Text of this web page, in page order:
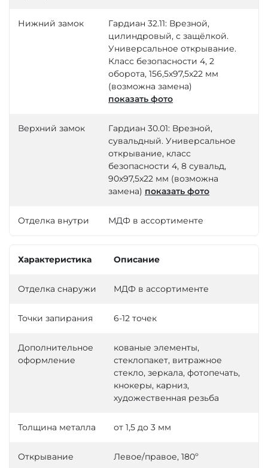
Нижний замок
Гардиан 32.11: Врезной,
цилиндровый, с защёлкой.
Универсальное открывание.
Класс безопасности 4, 2
оборота, 156,5х97,5х22 мм
(возможна замена)
показать фото
Верхний замок
Гардиан 30.01: Врезной,
сувальдный. Универсальное
открывание, класс
безопасности 4, 8 сувальд,
90х97,5х22 мм (возможна
замена) показать фото
Отделка внутри МДФ в ассортименте
Характеристика Описание
Отделка снаружи МДФ в ассортименте
Точки запирания 6-12 точек
Дополнительное
оформление
кованые элементы,
стеклопакет, витражное
стекло, зеркала, фотопечать,
кнокеры, карниз,
художественная резьба
Толщина металла от 1,5 до 3 мм
Открывание Левое/правое, 180º